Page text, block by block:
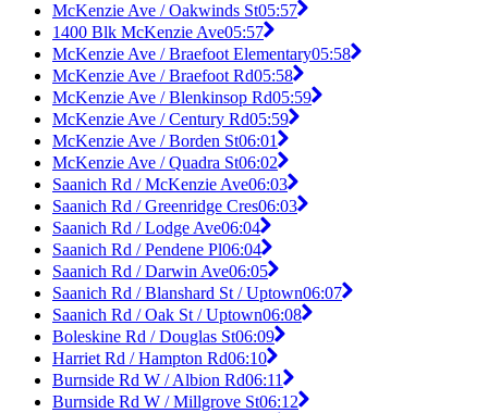
McKenzie Ave / Oakwinds St05:57
1400 Blk McKenzie Ave05:57
McKenzie Ave / Braefoot Elementary05:58
McKenzie Ave / Braefoot Rd05:58
McKenzie Ave / Blenkinsop Rd05:59
McKenzie Ave / Century Rd05:59
McKenzie Ave / Borden St06:01
McKenzie Ave / Quadra St06:02
Saanich Rd / McKenzie Ave06:03
Saanich Rd / Greenridge Cres06:03
Saanich Rd / Lodge Ave06:04
Saanich Rd / Pendene Pl06:04
Saanich Rd / Darwin Ave06:05
Saanich Rd / Blanshard St / Uptown06:07
Saanich Rd / Oak St / Uptown06:08
Boleskine Rd / Douglas St06:09
Harriet Rd / Hampton Rd06:10
Burnside Rd W / Albion Rd06:11
Burnside Rd W / Millgrove St06:12